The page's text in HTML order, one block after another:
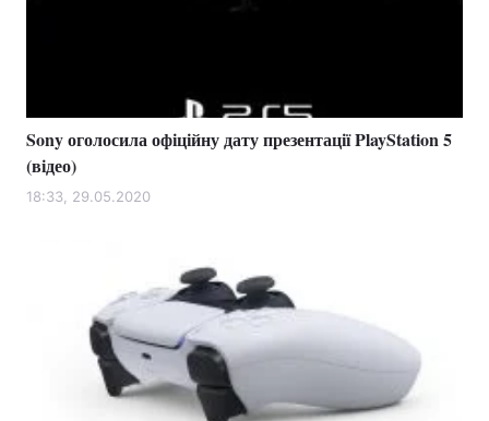
Sony оголосила офіційну дату презентації PlayStation 5
(відео)
18:33, 29.05.2020